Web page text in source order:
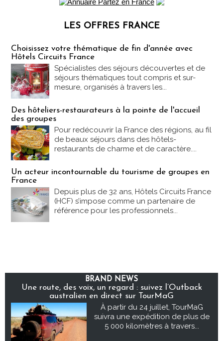
LES OFFRES FRANCE
Choisissez votre thématique de fin d'année avec
Hôtels Circuits France
Spécialistes des séjours découvertes et de
séjours thématiques tout compris et sur-
mesure, organisés à travers les...
Des hôteliers-restaurateurs à la pointe de l'accueil
des groupes
Pour redécouvrir la France des régions, au fil
de beaux séjours dans des hôtels-
restaurants de charme et de caractère....
Un acteur incontournable du tourisme de groupes en
France
Depuis plus de 32 ans, Hôtels Circuits France
(HCF) s’impose comme un partenaire de
référence pour les professionnels...
BRAND NEWS
Une route, des voix, un regard : suivez l’Outback
australien en direct sur TourMaG
À partir du 24 juillet, TourMaG
suivra une expédition de plus de
5 000 kilomètres à travers...